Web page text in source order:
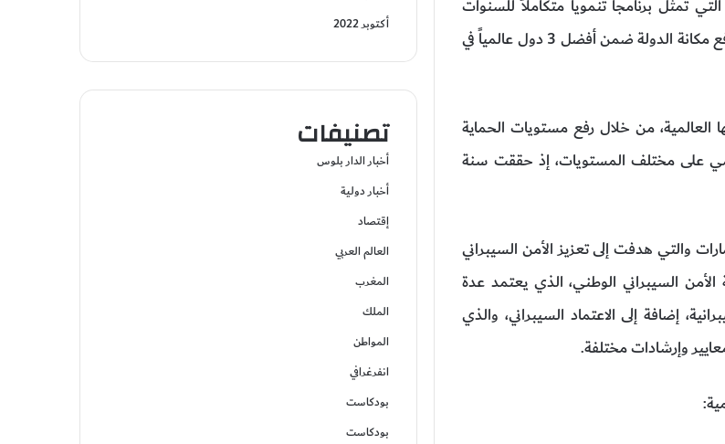
لتعزيز تنافسيتها وحمايتها، بإطلاق “نحن الإمارات 2031” التي تمثّل برنامجاً تنموياً متكاملاً للسنوات
العشر المقبلة، حيث يركز محور المنظومة الأكثر ريادة وتفوقاً على رفع مكانة الدولة ضمن أفضل 3 دول عالمياً في
العالمية، من خلال رفع مستويات الحماية
على مختلف المستويات، إذ حققت سنة
والتي هدفت إلى تعزيز الأمن السيبراني
السيبراني الوطني، الذي يعتمد عدة
إضافة إلى الاعتماد السيبراني، والذي
أكتوبر 2022
تصنيفات
أخبار الدار بلوس
أخبار دولية
إقتصاد
العالم العربي
المغرب
الملك
المواطن
انفرغرافي
بودكاست
بودكاست